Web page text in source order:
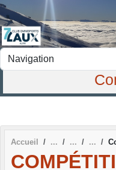
Accueil
Panneau de gestion des